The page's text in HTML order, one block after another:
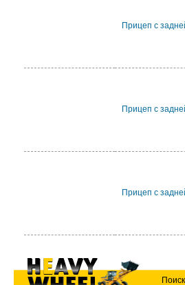
Прицеп с
Прицеп с
Прицеп с